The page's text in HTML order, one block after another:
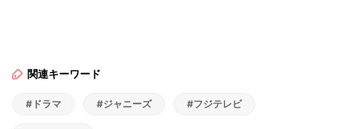
関連キーワード
#ドラマ #ジャニーズ #フジテレビ